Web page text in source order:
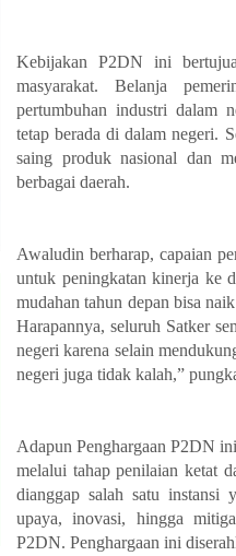
Kebijakan P2DN ini
masyarakat. Belanja
pertumbuhan industri dalam
tetap berada di dalam negeri.
saing produk nasional dan
berbagai daerah.
Awaludin berharap, capaian
untuk peningkatan kinerja ke
mudahan tahun depan bisa
Harapannya, seluruh Satker
negeri karena selain
negeri juga tidak kalah,”
Adapun Penghargaan P2DN
melalui tahap penilaian ketat
dianggap salah satu instansi
upaya, inovasi, hingga
P2DN. Penghargaan ini